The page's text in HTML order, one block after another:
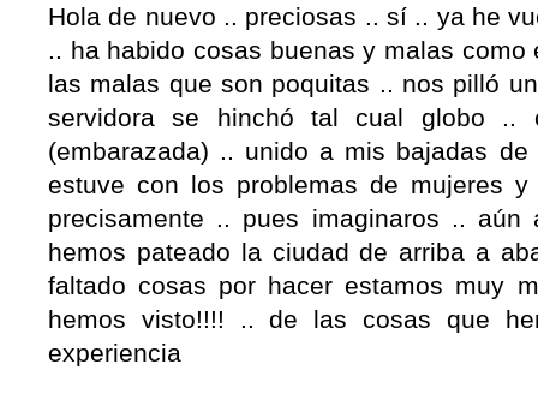
Hola de nuevo .. preciosas .. sí .. ya he
.. ha habido cosas buenas y malas
las malas que son poquitas .. nos pilló
servidora se hinchó tal cual globo ..
(embarazada) .. unido a mis bajadas
estuve con los problemas de mujeres
precisamente .. pues imaginaros ..
hemos pateado la ciudad de arriba a
faltado cosas por hacer estamos muy
hemos visto!!!! .. de las cosas que
experiencia